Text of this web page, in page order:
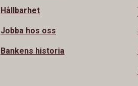
Hållbarhet
Jobba hos oss
Bankens historia